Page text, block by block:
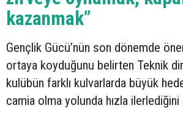
kazanmak”
Gençlik Gücü’nün son dönemde
ortaya koyduğunu belirten Teknik
kulübün farklı kulvarlarda büyük
camia olma yolunda hızla